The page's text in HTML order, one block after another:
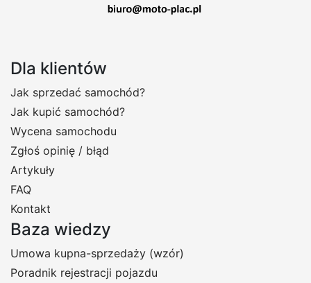
Dla klientów
Jak sprzedać samochód?
Jak kupić samochód?
Wycena samochodu
Zgłoś opinię / błąd
Artykuły
FAQ
Kontakt
Baza wiedzy
Umowa kupna-sprzedaży (wzór)
Poradnik rejestracji pojazdu